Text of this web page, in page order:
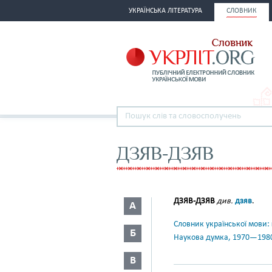
УКРАЇНСЬКА ЛІТЕРАТУРА СЛОВНИК
ДЗЯВ-ДЗЯВ
А
Б
В
ДЗЯВ-ДЗЯВ див. дзяв.
Словник української
Наукова думка,